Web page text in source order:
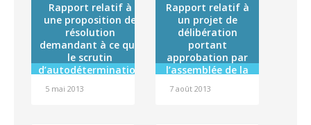
Rapport relatif à
une proposition de
résolution
demandant à ce que
le scrutin
d’autodétermination
la Constitution soit
5 mai 2013
Rapport relatif à
un projet de
délibération
portant
approbation par
l’assemblée de la
française de la
7 août 2013